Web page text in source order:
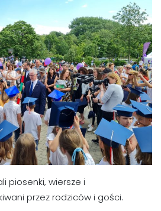
piosenki, wiersze i
przez rodziców i gości.